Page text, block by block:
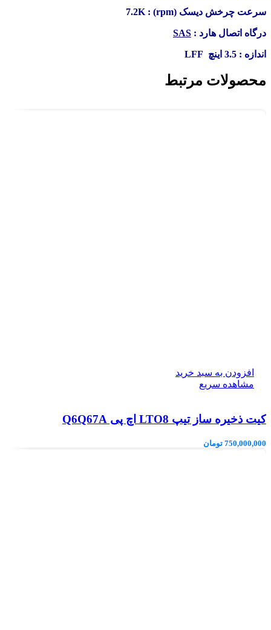
سرعت چرخش دیسک (rpm) : 7.2K
درگاه اتصال هارد : SAS
اندازه : 3.5 اینچ LFF
محصولات مرتبط
افزودن به سبد خرید
مشاهده سریع
کیت ذخیره ساز تیپ LTO8 اچ پی Q6Q67A
750,000,000 تومان